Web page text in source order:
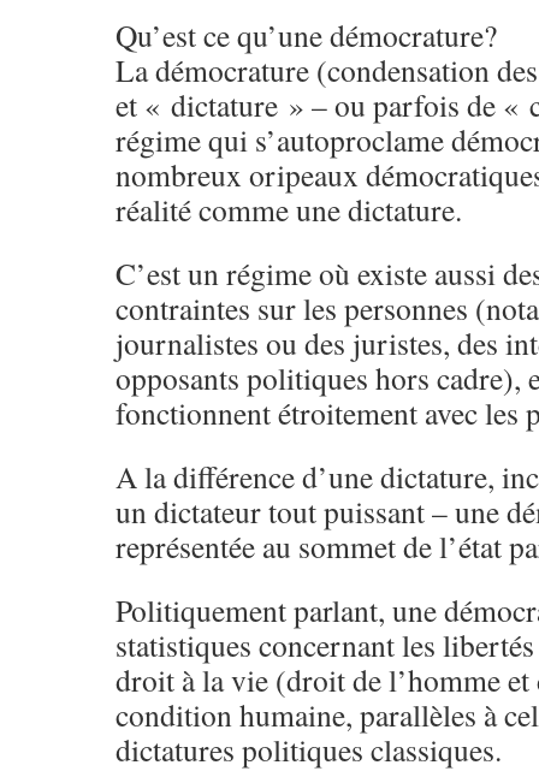
Qu’est ce qu’une démocrature?
La démocrature (condensation
et « dictature » – ou parfois de «
régime qui s’autoproclame
nombreux oripeaux
réalité comme une dictature.
C’est un régime où existe aussi
contraintes sur les personnes
journalistes ou des juristes, des
opposants politiques hors cadre),
fonctionnent étroitement avec les
A la différence d’une dictature,
un dictateur tout puissant – une
représentée au sommet de l’état
Politiquement parlant, une
statistiques concernant les
droit à la vie (droit de l’homme
condition humaine, parallèles à
dictatures politiques classiques.